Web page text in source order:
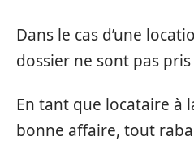
Dans le cas d’une
dossier ne sont pas
En tant que locataire à
bonne affaire, tout